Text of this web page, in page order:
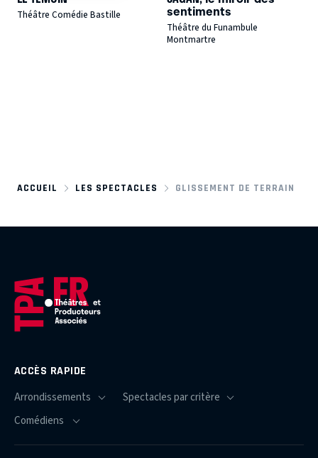
Théâtre Comédie Bastille sentiments
Théâtre du Funambule
Montmartre
ACCUEIL LES SPECTACLES GLISSEMENT DE TERRAIN
ACCÈS RAPIDE